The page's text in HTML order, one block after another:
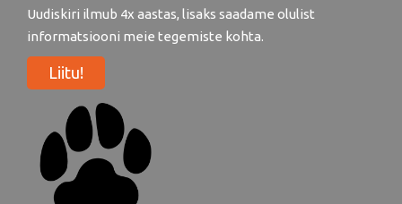
Uudiskiri ilmub 4x aastas, lisaks saadame olulist
informatsiooni meie tegemiste kohta.
Liitu!